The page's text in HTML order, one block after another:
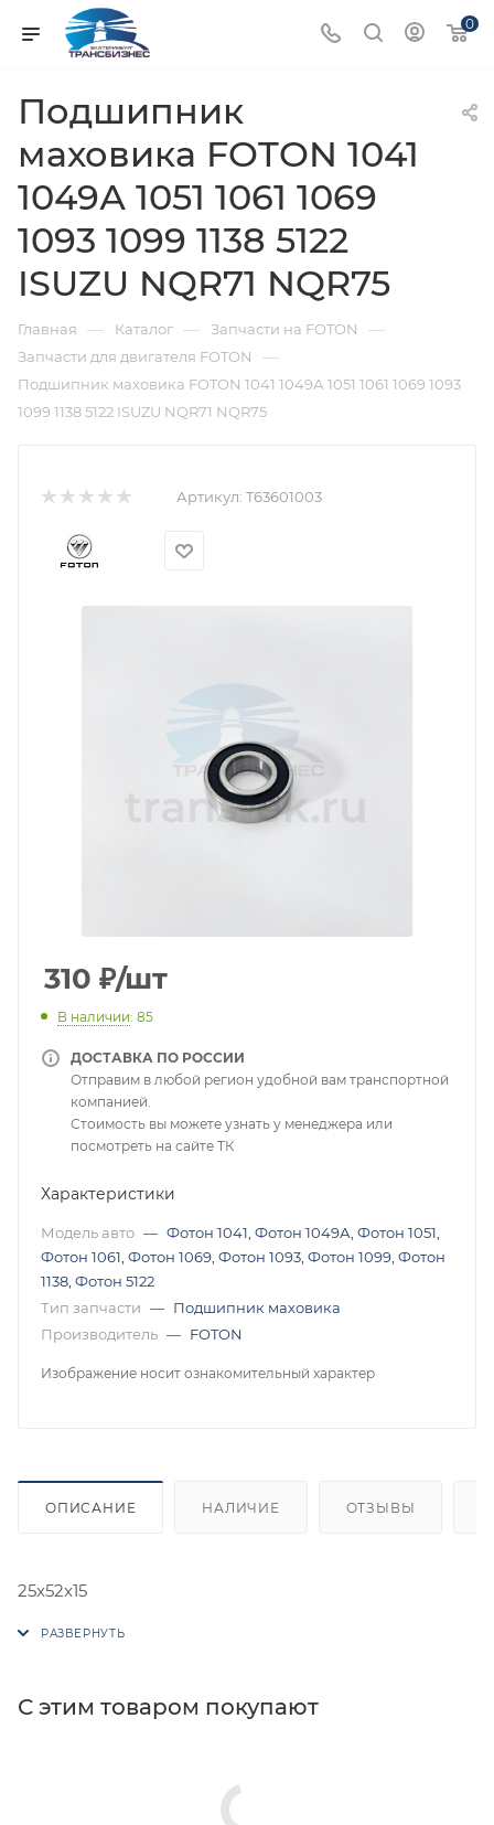
0
Подшипник
маховика FOTON 1041
1049А 1051 1061 1069
1093 1099 1138 5122
ISUZU NQR71 NQR75
Главная — Каталог — Запчасти на FOTON —
Запчасти для двигателя FOTON —
Подшипник маховика FOTON 1041 1049А 1051 1061 1069 1093
1099 1138 5122 ISUZU NQR71 NQR75
Артикул: T63601003
310 ₽/шт
В наличии: 85
ДОСТАВКА ПО РОССИИ
Отправим в любой регион удобной вам транспортной
компанией.
Стоимость вы можете узнать у менеджера или
посмотреть на сайте ТК
Характеристики
Модель авто — Фотон 1041 Фотон 1049А Фотон 1051
Фотон 1061 Фотон 1069 Фотон 1093 Фотон 1099 Фотон
1138 Фотон 5122
Тип запчасти — Подшипник маховика
Производитель — FOTON
Изображение носит ознакомительный характер
ОПИСАНИЕ НАЛИЧИЕ ОТЗЫВЫ
25x52x15
С этим товаром покупают